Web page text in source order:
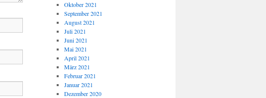
Oktober 2021
September 2021
August 2021
Juli 2021
Juni 2021
Mai 2021
April 2021
März 2021
Februar 2021
Januar 2021
Dezember 2020